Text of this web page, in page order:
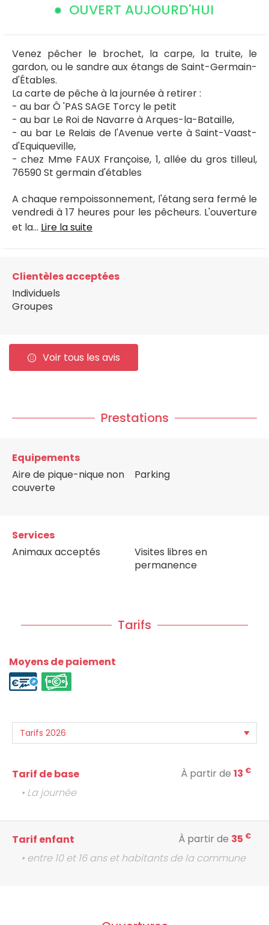
OUVERT AUJOURD'HUI
Venez pêcher le brochet, la carpe, la truite, le
gardon, ou le sandre aux étangs de Saint-Germain-
d'Étables.
La carte de pêche à la journée à retirer :
- au bar Ô 'PAS SAGE Torcy le petit
- au bar Le Roi de Navarre à Arques-la-Bataille,
- au bar Le Relais de l'Avenue verte à Saint-Vaast-
d'Equiqueville,
- chez Mme FAUX Françoise, 1, allée du gros tilleul,
76590 St germain d'étables
A chaque rempoissonnement, l'étang sera fermé le
vendredi à 17 heures pour les pêcheurs. L'ouverture
et la... Lire la suite
Clientèles acceptées
Individuels
Groupes
Voir tous les avis
Prestations
Equipements
Aire de pique-nique non
couverte
Parking
Services
Animaux acceptés
Visites libres en
permanence
Tarifs
Moyens de paiement
Tarif de base À partir de 13 €
• La journée
Tarif enfant À partir de 35 €
• entre 10 et 16 ans et habitants de la commune